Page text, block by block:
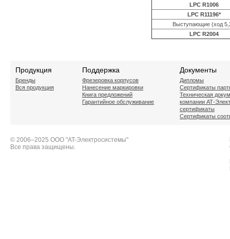
LPC R1006
LPC R11196*
Выступающие (ход
LPC R2004
Продукция
Бренды
Вся продукция
Поддержка
Фрезеровка корпусов
Нанесение маркировки
Книга предложений
Гарантийное обслуживание
Документы
Дипломы
Сертификаты
Техническая
компании АТ-
сертификаты
Сертификаты
© 2006–2025 ООО "AT-Электросистемы"
Все права защищены.